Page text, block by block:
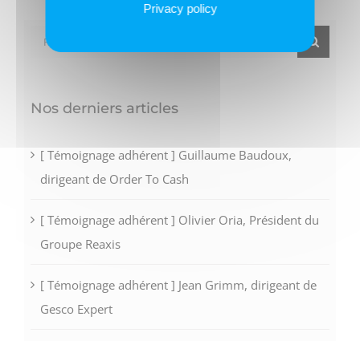
Rechercher:
Nos derniers articles
[ Témoignage adhérent ] Guillaume Baudoux,
dirigeant de Order To Cash
[ Témoignage adhérent ] Olivier Oria, Président du
Groupe Reaxis
[ Témoignage adhérent ] Jean Grimm, dirigeant de
Gesco Expert
Privacy policy